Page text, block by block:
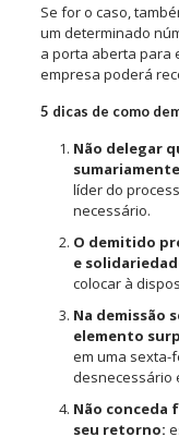
Se for o caso,
um determinado
a porta aberta para
empresa poderá
5 dicas de como
Não delegar
líder do
necessário.
O demitido
e
colocar à
Na demissão
elemento
em uma sexta-
desnecessário
Não conceda
seu retorno: